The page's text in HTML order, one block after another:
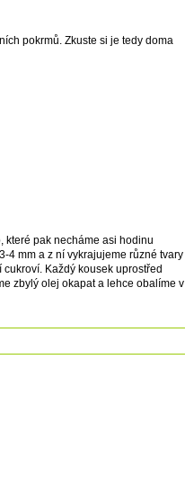
pokrmů. Zkuste si je tedy doma
které pak necháme asi hodinu
4 mm a z ní vykrajujeme různé tvary
Každý kousek uprostřed
zbylý olej okapat a lehce obalíme v